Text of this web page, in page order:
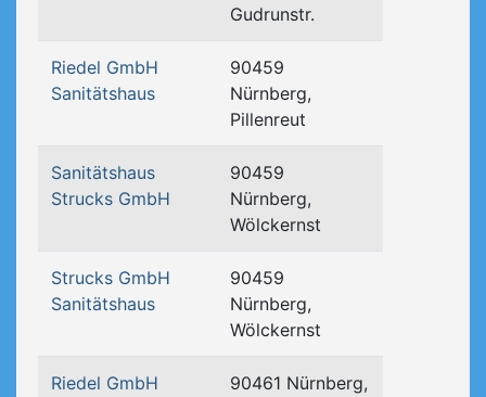
Gudrunstr.
Riedel GmbH
Sanitätshaus
90459
Nürnberg,
Pillenreut
Sanitätshaus
Strucks GmbH
90459
Nürnberg,
Wölckernst
Strucks GmbH
Sanitätshaus
90459
Nürnberg,
Wölckernst
Riedel GmbH
90461 Nürnberg,